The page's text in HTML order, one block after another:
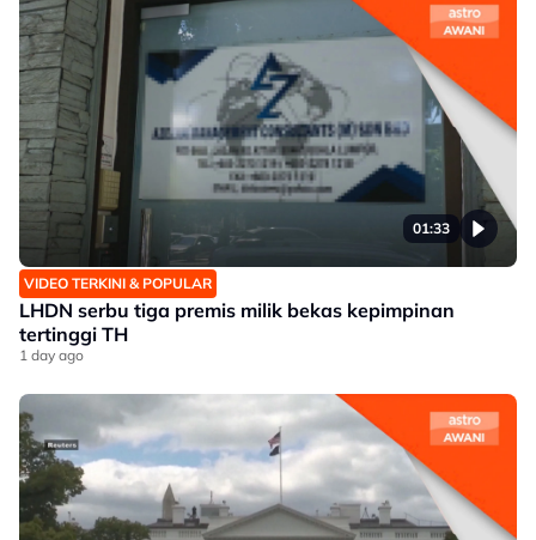
01:33
VIDEO TERKINI & POPULAR
LHDN serbu tiga premis milik bekas kepimpinan
tertinggi TH
1 day ago